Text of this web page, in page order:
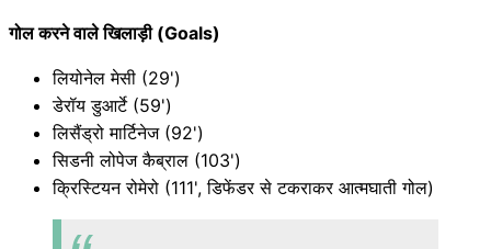
गोल करने वाले खिलाड़ी (Goals)
लियोनेल मेसी (29')
डेरॉय डुआर्टे (59')
लिसैंड्रो मार्टिनेज (92')
सिडनी लोपेज कैब्राल (103')
क्रिस्टियन रोमेरो (111', डिफेंडर से टकराकर आत्मघाती गोल)